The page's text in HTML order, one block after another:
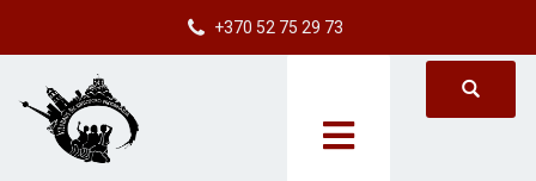
+370 52 75 29 73